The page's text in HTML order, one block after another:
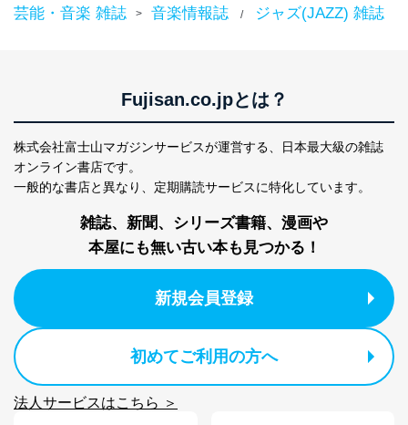
制定：2005年4月1日
当社は以下の個人情報保護管理者を設置し、個人情報保
護管理者の責任のもと、個人情報を取得・アクセス・利
用・提供・管理いたします。
東京都渋谷区南平台町16-11
株式会社富士山マガジンサービス
代表取締役会長 西野 伸一郎
個人情報保護管理者: 経営管理グループディレクター 前
当社が取り扱う開示対象個人情報の利用目的は次のとお
No
個人情報の種類
芸能・音楽 雑誌 > 音楽情報誌 / ジャズ(JAZZ) 雑誌
Fujisan.co.jpとは？
株式会社富士山マガジンサービスが運営する、
日本最大級の雑誌
オンライン書店です。
一般的な書店と異なり、 定期購読サービスに特化しています。
雑誌、新聞、シリーズ書籍、漫画や
本屋にも無い古い本も見つかる！
新規会員登録
初めてご利用の方へ
法人サービスはこちら ＞